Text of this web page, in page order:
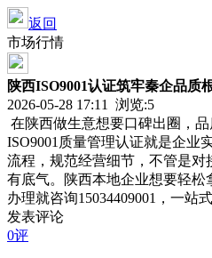
返回
市场行情
陕西ISO9001认证筑牢秦企品质
2026-05-28 17:11 浏览:5
在陕西做生意想要口碑出圈，品
ISO9001质量管理认证就是企业
流程，规范经营细节，不管是
有底气。陕西本地企业想要轻
办理就咨询15034409001，一站
发表评论
0评